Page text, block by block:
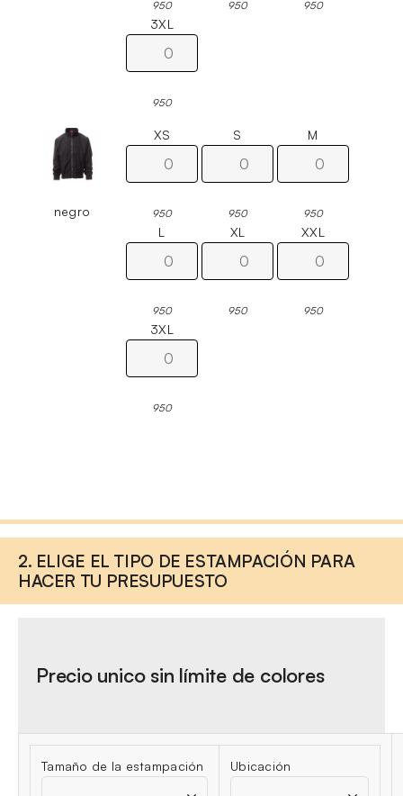
950 950 950
3XL
950
negro
XS
950
S
950
M
950
L
950
XL
950
XXL
950
3XL
950
2. ELIGE EL TIPO DE ESTAMPACIÓN PARA
HACER TU PRESUPUESTO
Precio unico sin límite de colores
Tamaño de la estampación Ubicación